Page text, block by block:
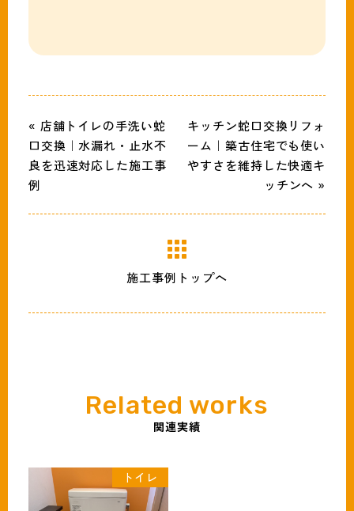
« 店舗トイレの手洗い蛇
口交換｜水漏れ・止水不
良を迅速対応した施工事
例
キッチン蛇口交換リフォ
ーム｜築古住宅でも使い
やすさを維持した快適キ
ッチンへ »
施工事例トップへ
関連実績
トイレ